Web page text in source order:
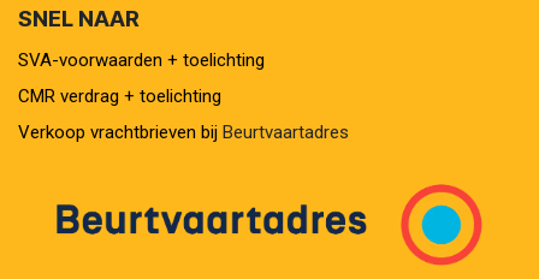
SNEL NAAR
SVA-voorwaarden + toelichting
CMR verdrag + toelichting
Verkoop vrachtbrieven bij Beurtvaartadres